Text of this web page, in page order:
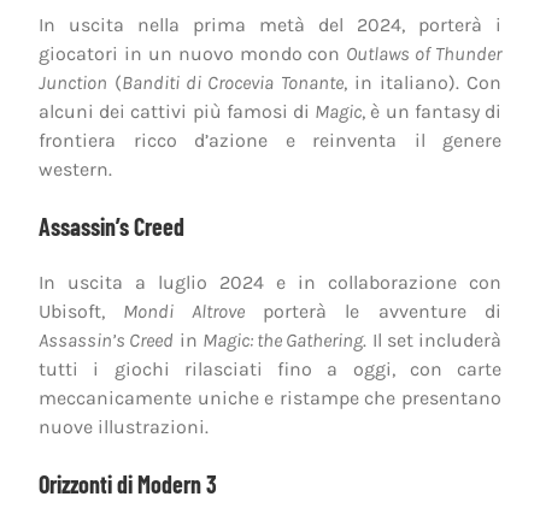
In uscita nella prima metà del 2024, porterà i
giocatori in un nuovo mondo con Outlaws of Thunder
Junction (Banditi di Crocevia Tonante, in italiano). Con
alcuni dei cattivi più famosi di Magic, è un fantasy di
frontiera ricco d’azione e reinventa il genere
western.
Assassin’s Creed
In uscita a luglio 2024 e in collaborazione con
Ubisoft, Mondi Altroveporterà le avventure di
Assassin’s Creed in Magic: the Gathering. Il set includerà
tutti i giochi rilasciati fino a oggi, con carte
meccanicamente uniche e ristampe che presentano
nuove illustrazioni.
Orizzonti di Modern 3